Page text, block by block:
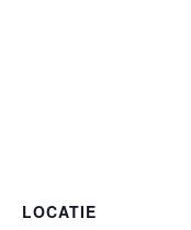
LOCATIE